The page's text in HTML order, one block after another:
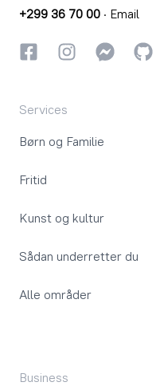
+299 36 70 00 · Email
FacebookInstagramInstagram
GitHub
Services
Børn og Familie
Fritid
Kunst og kultur
Sådan underretter du
Alle områder
Business